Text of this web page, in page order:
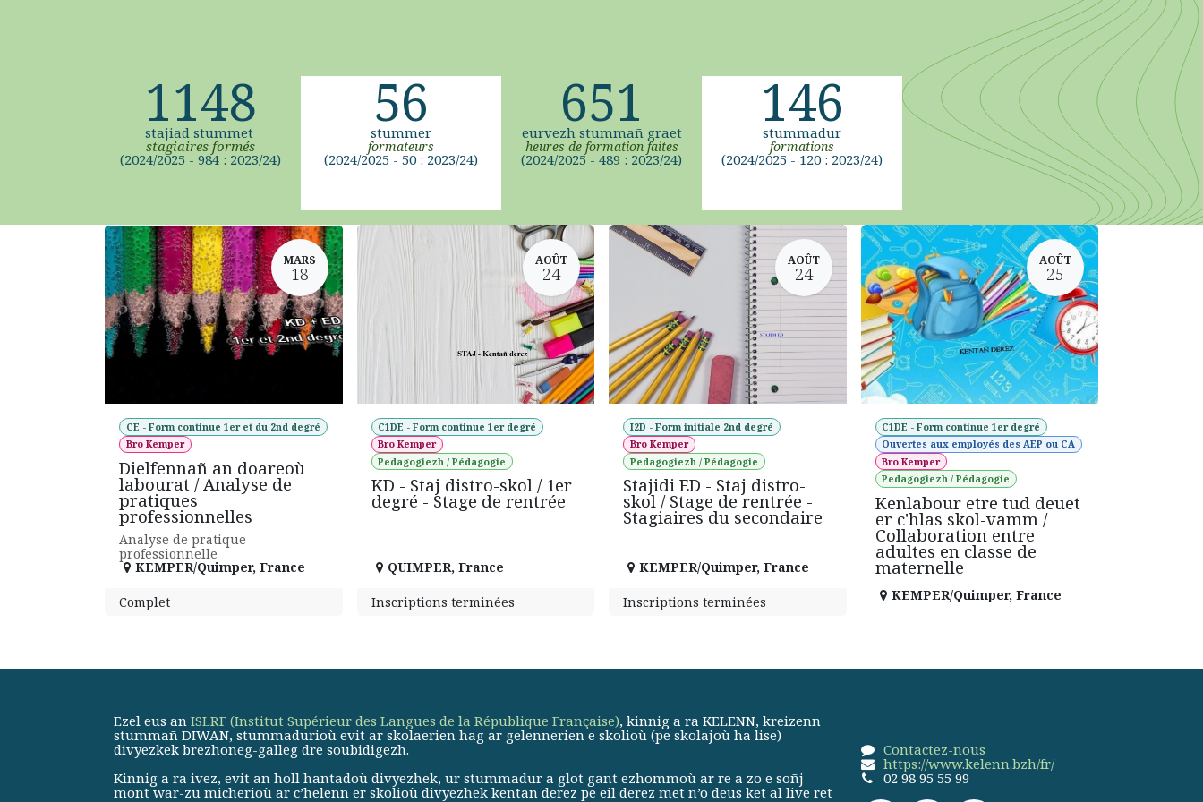
56
stummer
formateurs
(2024/2025 - 50 : 2023/24)
1148
stajiad stummet
stagiaires formés
(2024/2025 - 984 : 2023/24)
651
eurvezh stummañ graet
heures de formation faites
(2024/2025 - 489 : 2023/24)
146
stummadur
formations
(2024/2025 - 120 : 2023/24)
MARS
18
CE - Form continue 1er et du 2nd degré
Bro Kemper
Dielfennañ an doareoù
labourat / Analyse de
pratiques
professionnelles
Analyse de pratique
professionnelle
KEMPER/Quimper, France
Complet
AOÛT
24
C1DE - Form continue 1er degré
Bro Kemper
Pedagogiezh / Pédagogie
KD - Staj distro-skol / 1er
degré - Stage de rentrée
QUIMPER, France
Inscriptions terminées
AOÛT
24
I2D - Form initiale 2nd degré
Bro Kemper
Pedagogiezh / Pédagogie
Stajidi ED - Staj distro-
skol / Stage de rentrée -
Stagiaires du secondaire
KEMPER/Quimper, France
Inscriptions terminées
AOÛT
25
C1DE - Form continue 1er degré
Ouvertes aux employés des AEP ou CA
Bro Kemper
Pedagogiezh / Pédagogie
Kenlabour etre tud deuet
er c'hlas skol-vamm /
Collaboration entre
adultes en classe de
maternelle
KEMPER/Quimper, France
Ezel eus an ISLRF (Institut Supérieur des Langues de la République Française), kinnig a ra KELENN, kreizenn
stummañ DIWAN, stummadurioù evit ar skolaerien hag ar gelennerien e skolioù (pe skolajoù ha lise)
divyezkek brezhoneg-galleg dre soubidigezh.
Kinnig a ra ivez, evit an holl hantadoù divyezhek, ur stummadur a glot gant ezhommoù ar re a zo e soñj
mont war-zu micherioù ar c’helenn er skolioù divyezhek kentañ derez pe eil derez met n’o deus ket al live ret
Contactez-nous
https://www.kelenn.bzh/fr/
02 98 95 55 99